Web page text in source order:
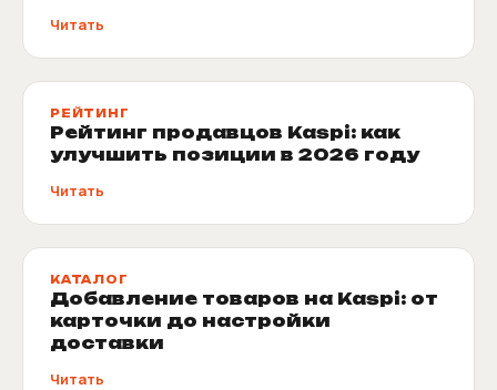
Читать
РЕЙТИНГ
Рейтинг продавцов Kaspi: как
улучшить позиции в 2026 году
Читать
КАТАЛОГ
Добавление товаров на Kaspi: от
карточки до настройки
доставки
Читать